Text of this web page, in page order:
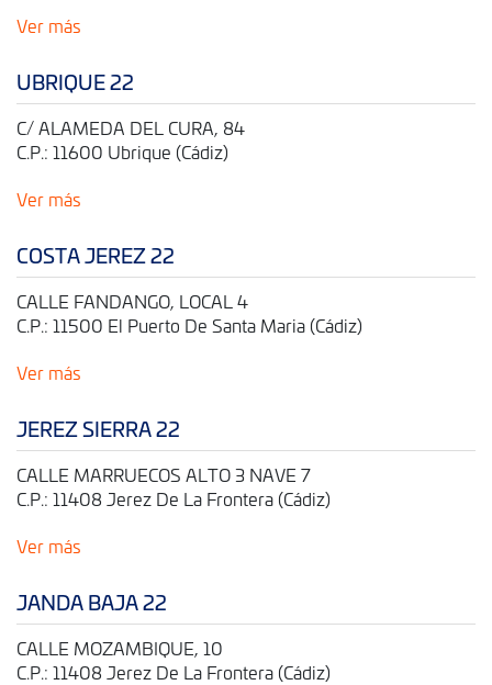
Ver más
UBRIQUE 22
C/ ALAMEDA DEL CURA, 84
C.P.: 11600 Ubrique (Cádiz)
Ver más
COSTA JEREZ 22
CALLE FANDANGO, LOCAL 4
C.P.: 11500 El Puerto De Santa Maria (Cádiz)
Ver más
JEREZ SIERRA 22
CALLE MARRUECOS ALTO 3 NAVE 7
C.P.: 11408 Jerez De La Frontera (Cádiz)
Ver más
JANDA BAJA 22
CALLE MOZAMBIQUE, 10
C.P.: 11408 Jerez De La Frontera (Cádiz)